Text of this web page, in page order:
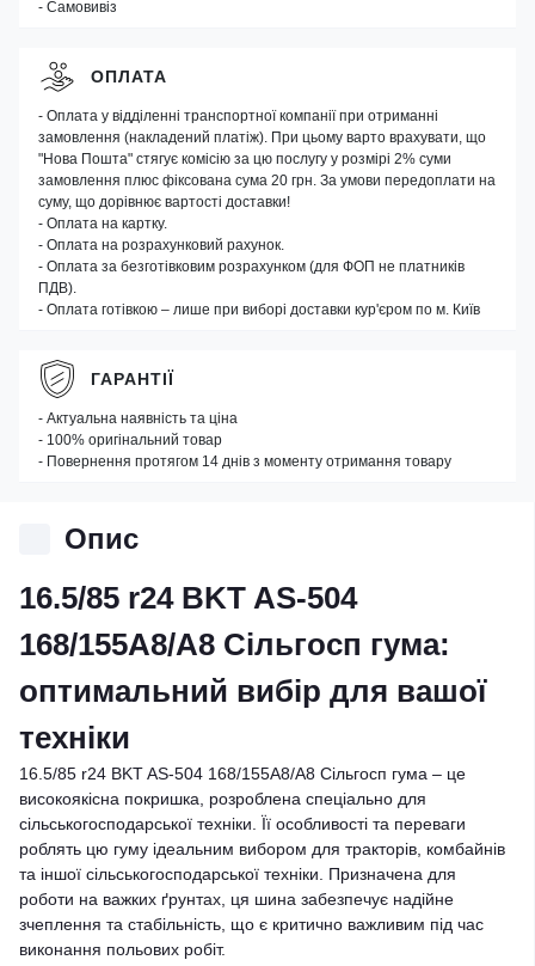
Опис
16.5/85 r24 BKT AS-504
168/155A8/A8 Сільгосп гума:
оптимальний вибір для вашої
техніки
16.5/85 r24 BKT AS-504 168/155A8/A8 Сільгосп гума – це
високоякісна покришка, розроблена спеціально для
сільськогосподарської техніки. Її особливості та переваги
роблять цю гуму ідеальним вибором для тракторів, комбайнів
та іншої сільськогосподарської техніки. Призначена для
роботи на важких ґрунтах, ця шина забезпечує надійне
зчеплення та стабільність, що є критично важливим під час
виконання польових робіт.
- Самовивіз
ОПЛАТА
- Оплата у відділенні транспортної компанії при отриманні
замовлення (накладений платіж). При цьому варто врахувати, що
"Нова Пошта" стягує комісію за цю послугу у розмірі 2% суми
замовлення плюс фіксована сума 20 грн. За умови передоплати на
суму, що дорівнює вартості доставки!
- Оплата на картку.
- Оплата на розрахунковий рахунок.
- Оплата за безготівковим розрахунком (для ФОП не платників
ПДВ).
- Оплата готівкою – лише при виборі доставки кур'єром по м. Київ
ГАРАНТІЇ
- Актуальна наявність та ціна
- 100% оригінальний товар
- Повернення протягом 14 днів з моменту отримання товару